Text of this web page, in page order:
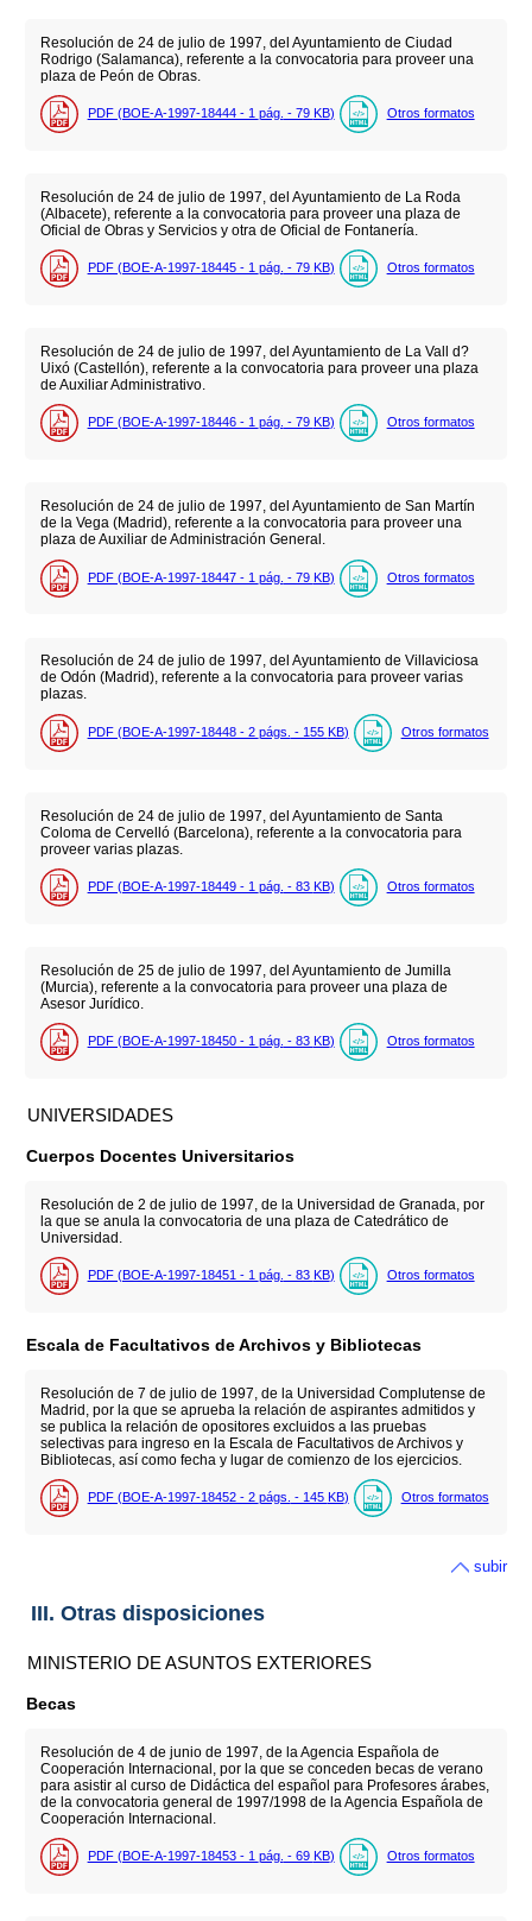
Resolución de 24 de julio de 1997, del Ayuntamiento de Ciudad
Rodrigo (Salamanca), referente a la convocatoria para proveer una
plaza de Peón de Obras.
PDF (BOE-A-1997-18444 - 1 pág. - 79 KB) Otros formatos
Resolución de 24 de julio de 1997, del Ayuntamiento de La Roda
(Albacete), referente a la convocatoria para proveer una plaza de
Oficial de Obras y Servicios y otra de Oficial de Fontanería.
PDF (BOE-A-1997-18445 - 1 pág. - 79 KB) Otros formatos
Resolución de 24 de julio de 1997, del Ayuntamiento de La Vall d?
Uixó (Castellón), referente a la convocatoria para proveer una plaza
de Auxiliar Administrativo.
PDF (BOE-A-1997-18446 - 1 pág. - 79 KB) Otros formatos
Resolución de 24 de julio de 1997, del Ayuntamiento de San Martín
de la Vega (Madrid), referente a la convocatoria para proveer una
plaza de Auxiliar de Administración General.
PDF (BOE-A-1997-18447 - 1 pág. - 79 KB) Otros formatos
Resolución de 24 de julio de 1997, del Ayuntamiento de Villaviciosa
de Odón (Madrid), referente a la convocatoria para proveer varias
plazas.
PDF (BOE-A-1997-18448 - 2 págs. - 155 KB) Otros formatos
Resolución de 24 de julio de 1997, del Ayuntamiento de Santa
Coloma de Cervelló (Barcelona), referente a la convocatoria para
proveer varias plazas.
PDF (BOE-A-1997-18449 - 1 pág. - 83 KB) Otros formatos
Resolución de 25 de julio de 1997, del Ayuntamiento de Jumilla
(Murcia), referente a la convocatoria para proveer una plaza de
Asesor Jurídico.
PDF (BOE-A-1997-18450 - 1 pág. - 83 KB) Otros formatos
UNIVERSIDADES
Cuerpos Docentes Universitarios
Resolución de 2 de julio de 1997, de la Universidad de Granada, por
la que se anula la convocatoria de una plaza de Catedrático de
Universidad.
PDF (BOE-A-1997-18451 - 1 pág. - 83 KB) Otros formatos
Escala de Facultativos de Archivos y Bibliotecas
Resolución de 7 de julio de 1997, de la Universidad Complutense de
Madrid, por la que se aprueba la relación de aspirantes admitidos y
se publica la relación de opositores excluidos a las pruebas
selectivas para ingreso en la Escala de Facultativos de Archivos y
Bibliotecas, así como fecha y lugar de comienzo de los ejercicios.
PDF (BOE-A-1997-18452 - 2 págs. - 145 KB) Otros formatos
subir
III. Otras disposiciones
MINISTERIO DE ASUNTOS EXTERIORES
Becas
Resolución de 4 de junio de 1997, de la Agencia Española de
Cooperación Internacional, por la que se conceden becas de verano
para asistir al curso de Didáctica del español para Profesores árabes,
de la convocatoria general de 1997/1998 de la Agencia Española de
Cooperación Internacional.
PDF (BOE-A-1997-18453 - 1 pág. - 69 KB) Otros formatos